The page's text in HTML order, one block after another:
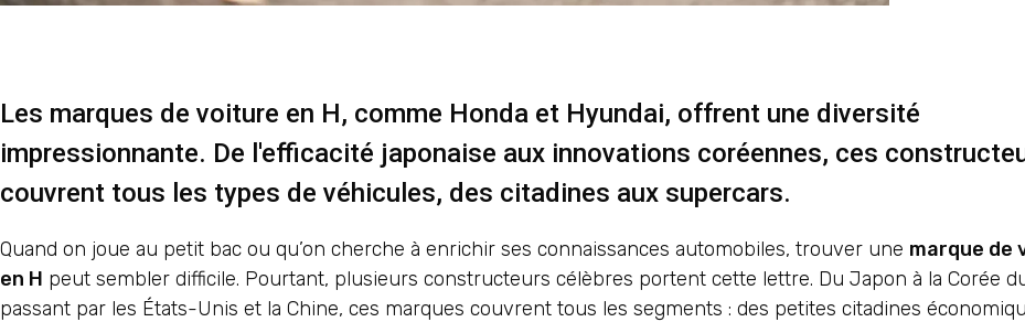
Les marques de voiture en H, comme Honda et Hyundai, offrent une diversité
impressionnante. De l'efficacité japonaise aux innovations coréennes, ces
couvrent tous les types de véhicules, des citadines aux supercars.
Quand on joue au petit bac ou qu’on cherche à enrichir ses connaissances automobiles, trouver une marque de
en H peut sembler difficile. Pourtant, plusieurs constructeurs célèbres portent cette lettre. Du Japon à la Corée
passant par les États-Unis et la Chine, ces marques couvrent tous les segments : des petites citadines